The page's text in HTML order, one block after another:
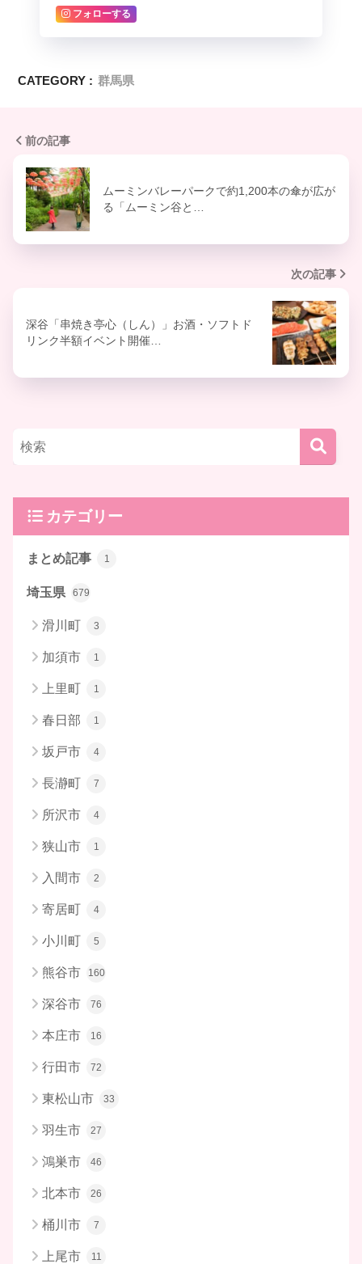
フォローする
CATEGORY : 群馬県
前の記事
ムーミンバレーパークで約1,200本の傘が広が
る「ムーミン谷と…
次の記事
深谷「串焼き亭心（しん）」お酒・ソフトド
リンク半額イベント開催…
カテゴリー
まとめ記事 1
埼玉県 679
滑川町 3
加須市 1
上里町 1
春日部 1
坂戸市 4
長瀞町 7
所沢市 4
狭山市 1
入間市 2
寄居町 4
小川町 5
熊谷市 160
深谷市 76
本庄市 16
行田市 72
東松山市 33
羽生市 27
鴻巣市 46
北本市 26
桶川市 7
上尾市 11